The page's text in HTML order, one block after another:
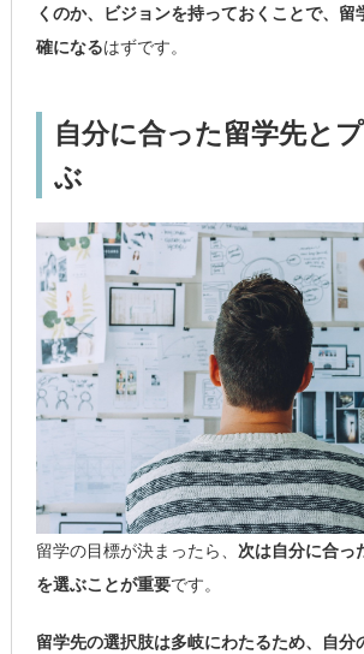
くのか、ビジョンを持っておくことで、留
確になるはずです。
自分に合った留学先と
ぶ
留学の目標が決まったら、 次は自分に合っ
を選ぶことが重要です。
留学先の選択肢は多岐にわたるため、自分